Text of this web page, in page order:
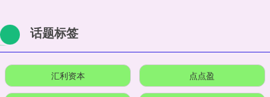
话题标签
汇利资本 点点盈